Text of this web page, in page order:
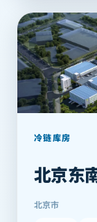
冷链库房
北京东
北京市